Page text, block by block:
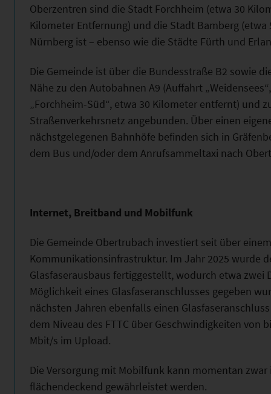
Oberzentren sind die Stadt Forchheim (etwa 30
Kilometer Entfernung) und die Stadt Bamberg
Nürnberg ist – ebenso wie die Städte Fürth und
Die Gemeinde ist über die Bundesstraße B2 sowie
Nähe zu den Autobahnen A9 (Auffahrt
„Forchheim-Süd“, etwa 30 Kilometer entfernt) und
Straßenverkehrsnetz angebunden. Über einen
nächstgelegenen Bahnhöfe befinden sich in
dem Bus und/oder dem Anrufsammeltaxi nach
Internet, Breitband und Mobilfunk
Die Gemeinde Obertrubach investiert seit über
Kommunikationsinfrastruktur. Im Jahr 2025 wurde
Glasfaserausbaus fertiggestellt, wodurch etwa
Möglichkeit eines Glasfaseranschlusses gegeben
nächsten Jahren ebenfalls einen
dem Niveau des FTTC über Geschwindigkeiten von
Mbit/s im Upload.
Die Versorgung mit Mobilfunk kann momentan
flächendeckend gewährleistet werden.